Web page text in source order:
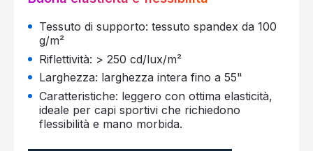
Tessuto di supporto: tessuto spandex da 100
g/m²
Riflettività: > 250 cd/lux/m²
Larghezza: larghezza intera fino a 55"
Caratteristiche: leggero con ottima elasticità,
ideale per capi sportivi che richiedono
flessibilità e mano morbida.